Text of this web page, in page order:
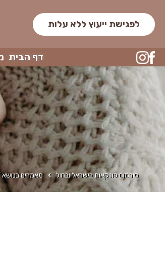
לפגישת ייעוץ ללא עלות
דף הבית
סורמום פונקאות בישראל ובחול מאמרים בנושא